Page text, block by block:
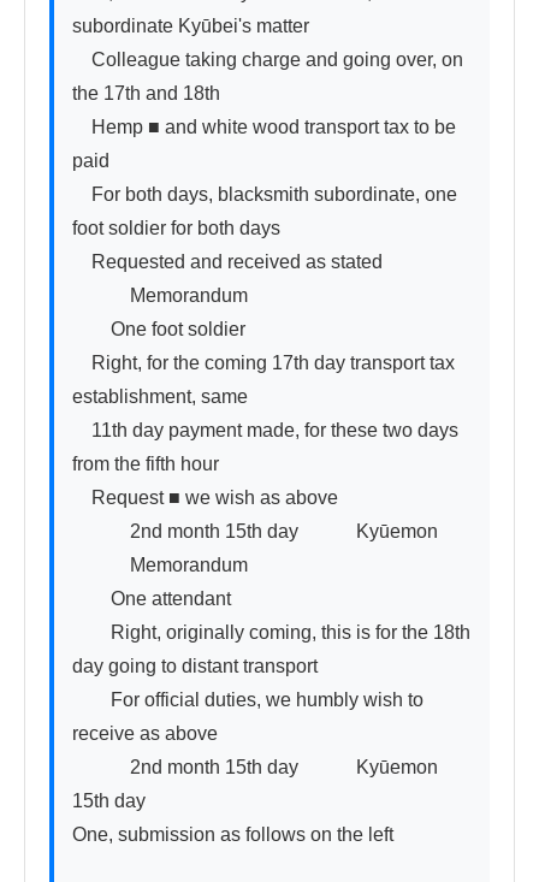
subordinate Kyūbei's matter
Colleague taking charge and going over, on
the 17th and 18th
Hemp ■ and white wood transport tax to be
paid
For both days, blacksmith subordinate, one
foot soldier for both days
Requested and received as stated
Memorandum
One foot soldier
Right, for the coming 17th day transport tax
establishment, same
11th day payment made, for these two days
from the fifth hour
Request ■ we wish as above
2nd month 15th day　　　Kyūemon
Memorandum
One attendant
Right, originally coming, this is for the 18th
day going to distant transport
For official duties, we humbly wish to
receive as above
2nd month 15th day　　　Kyūemon
15th day
One, submission as follows on the left